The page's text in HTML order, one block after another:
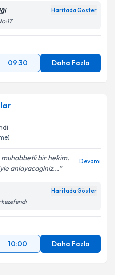
Haritada Göster
09:30 Daha Fazla
bir hekim.
anlayacaginiz...
Devamı
Haritada Göster
10:00 Daha Fazla